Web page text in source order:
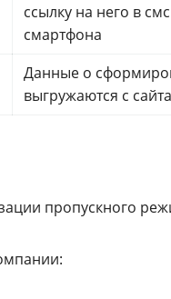
ссылку на него в
смартфона
Данные о
выгружаются с
пропускного